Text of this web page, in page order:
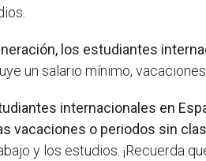
los estudiantes
un salario mínimo,
internacionales en
vacaciones o periodos sin
y los estudios. ¡Recuerda